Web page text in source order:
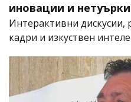
иновации и
Интерактивни дискусии,
кадри и изкуствен